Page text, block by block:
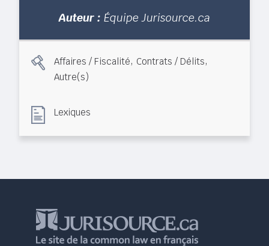
Auteur : Équipe Jurisource.ca
Affaires / Fiscalité, Contrats / Délits,
Autre(s)
Lexiques